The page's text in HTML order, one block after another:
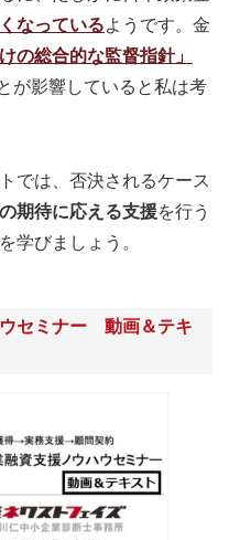
なっているようです。金
の総合的な監督指針」
が影響していると私は考
では、否決されるケース
期待に応える支援を行う
を学びましょう。
セミナー 動画＆テキ